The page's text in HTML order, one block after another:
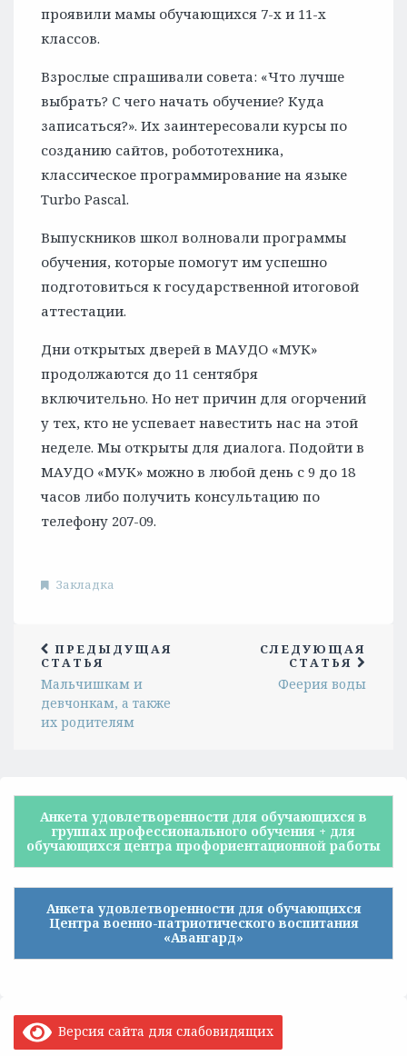
проявили мамы обучающихся 7-х и 11-х
классов.
Взрослые спрашивали совета: «Что лучше
выбрать? С чего начать обучение? Куда
записаться?». Их заинтересовали курсы по
созданию сайтов, робототехника,
классическое программирование на языке
Turbo Pascal.
Выпускников школ волновали программы
обучения, которые помогут им успешно
подготовиться к государственной итоговой
аттестации.
Дни открытых дверей в МАУДО «МУК»
продолжаются до 11 сентября
включительно. Но нет причин для огорчений
у тех, кто не успевает навестить нас на этой
неделе. Мы открыты для диалога. Подойти в
МАУДО «МУК» можно в любой день с 9 до 18
часов либо получить консультацию по
телефону 207-09.
Закладка
ПРЕДЫДУЩАЯ
СТАТЬЯ
Мальчишкам и
девчонкам, а также
их родителям
СЛЕДУЮЩАЯ
СТАТЬЯ
Феерия воды
Анкета удовлетворенности для обучающихся в
группах профессионального обучения + для
обучающихся центра профориентационной работы
Анкета удовлетворенности для обучающихся
Центра военно-патриотического воспитания
«Авангард»
Версия сайта для слабовидящих